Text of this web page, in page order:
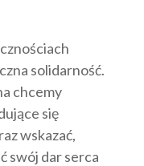
solidarność.
chcemy
się
wskazać,
swój dar serca